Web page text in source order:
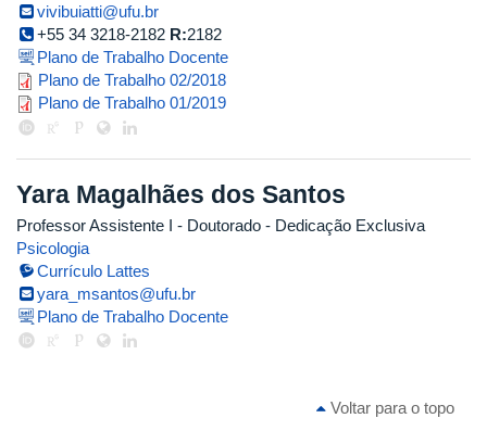
vivibuiatti@ufu.br
+55 34 3218-2182 R:2182
Plano de Trabalho Docente
viviane_2018_2.pdf
Plano de Trabalho 02/2018
viviane_2019_1.pdf
Plano de Trabalho 01/2019
Yara Magalhães dos Santos
Professor Assistente I - Doutorado - Dedicação Exclusiva
Psicologia
Currículo Lattes
yara_msantos@ufu.br
Plano de Trabalho Docente
Voltar para o topo